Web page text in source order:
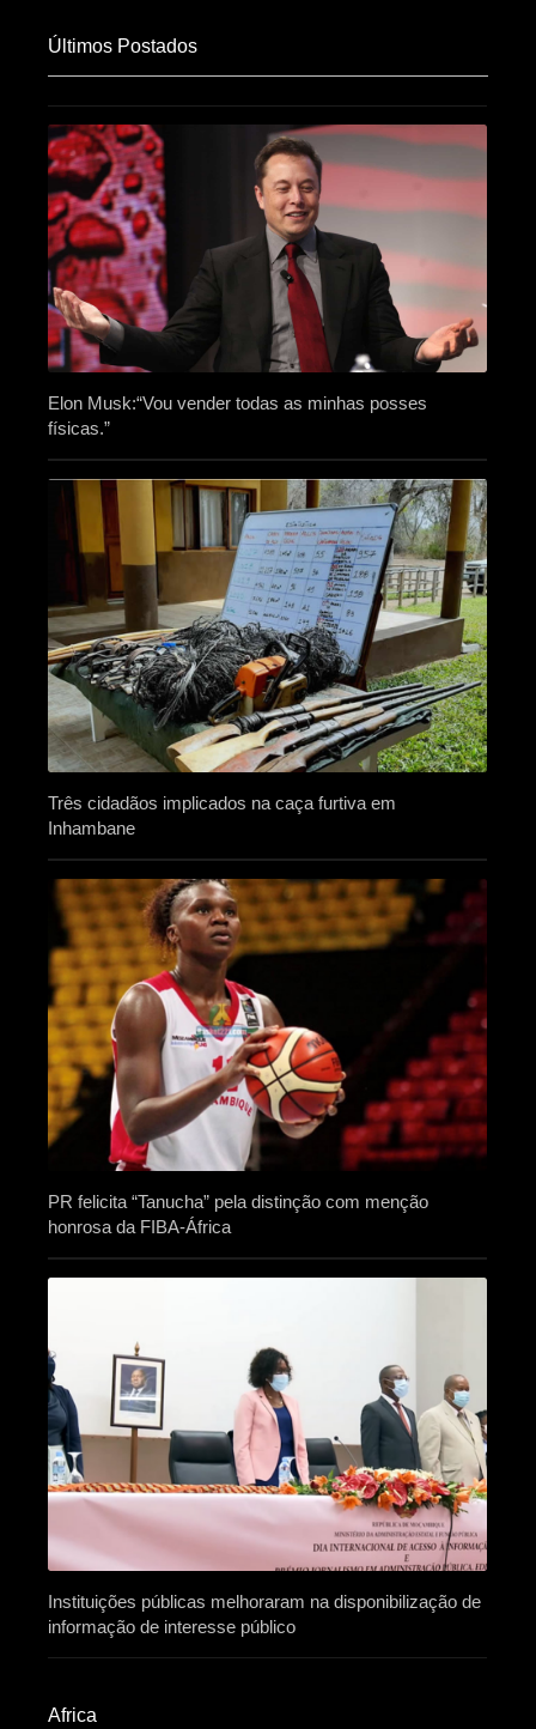
Últimos Postados
Elon Musk:“Vou vender todas as minhas posses
físicas.”
Três cidadãos implicados na caça furtiva em
Inhambane
PR felicita “Tanucha” pela distinção com menção
honrosa da FIBA-África
Instituições públicas melhoraram na disponibilização de
informação de interesse público
Africa​